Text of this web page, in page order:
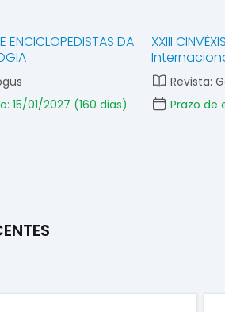
ENCICLOPEDISTAS DA
15/01/2027 (160 dias)
XXIII
Revista:
Prazo de